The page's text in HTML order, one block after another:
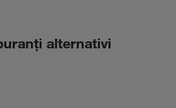
alternativi